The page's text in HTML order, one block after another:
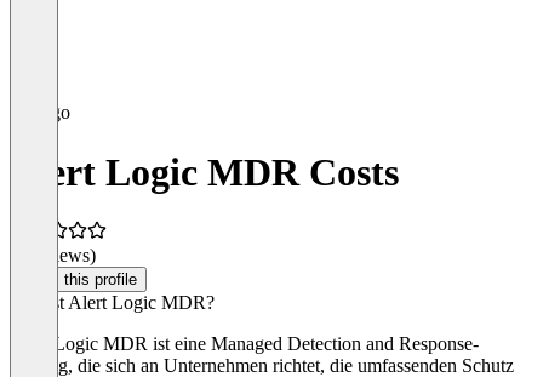
Alert Logic MDR Costs
(0 reviews)
Claim this profile
Was ist Alert Logic MDR?
Alert Logic MDR ist eine Managed Detection and Response-
Lösung, die sich an Unternehmen richtet, die umfassenden Schutz